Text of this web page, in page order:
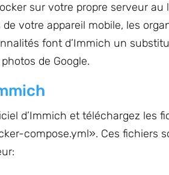
sur votre propre serveur au
votre appareil mobile, les
font d’Immich un
de Google.
d’Immich et téléchargez les
compose.yml». Ces fichiers